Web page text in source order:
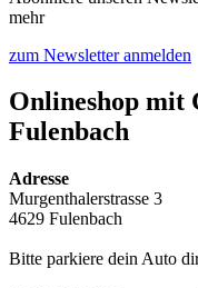
mehr
zum Newsletter anmelden
Onlineshop
Fulenbach​
Adresse
Murgenthalerstrasse 3
4629 Fulenbach
Bitte parkiere dein Auto